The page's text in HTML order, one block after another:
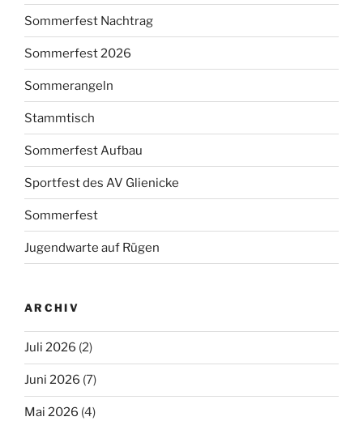
Sommerfest Nachtrag
Sommerfest 2026
Sommerangeln
Stammtisch
Sommerfest Aufbau
Sportfest des AV Glienicke
Sommerfest
Jugendwarte auf Rügen
ARCHIV
Juli 2026 (2)
Juni 2026 (7)
Mai 2026 (4)